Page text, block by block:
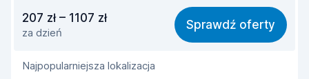
8,9
Łatwość znalezienia 9,3
Pomocność przedstawiciela
207 zł – 1107 zł
za dzień
Sprawdź oferty
Najpopularniejsza lokalizacja